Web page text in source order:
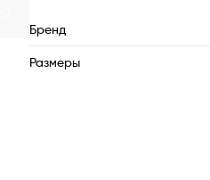
Бренд
Размеры